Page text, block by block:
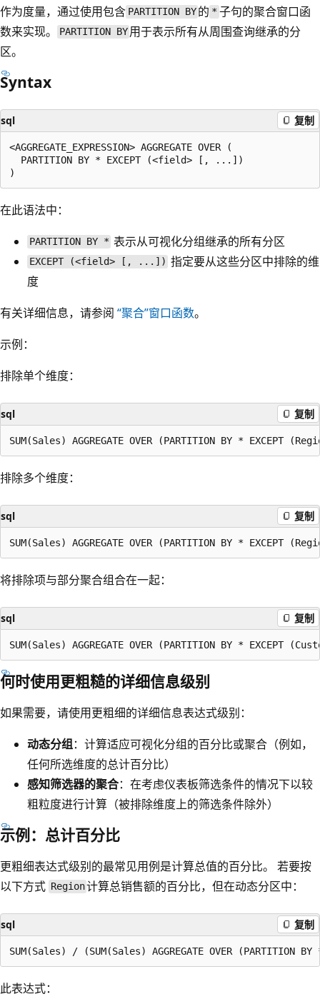
作为度量，通过使用包含 PARTITION BY 的 * 子句的聚合窗口函
数来实现。
PARTITION BY 用于表示所有从周围查询继承的分
区。
Syntax
sql 复制
<AGGREGATE_EXPRESSION> AGGREGATE OVER (
  PARTITION BY * EXCEPT (<field> [, ...])
在此语法中：
PARTITION BY * 表示从可视化分组继承的所有分区
EXCEPT (<field> [, ...]) 指定要从这些分区中排除的维
度
有关详细信息，请参阅 “聚合”窗口函数。
示例：
排除单个维度：
sql 复制
排除多个维度：
sql 复制
将排除项与部分聚合组合在一起：
sql 复制
何时使用更粗糙的详细信息级别
如果需要，请使用更粗细的详细信息表达式级别：
动态分组：计算适应可视化分组的百分比或聚合（例如，
任何所选维度的总计百分比）
感知筛选器的聚合：在考虑仪表板筛选条件的情况下以较
粗粒度进行计算（被排除维度上的筛选条件除外）
示例：总计百分比
更粗细表达式级别的最常见用例是计算总值的百分比。 若要按
以下方式 Region计算总销售额的百分比，但在动态分区中：
sql 复制
此表达式：